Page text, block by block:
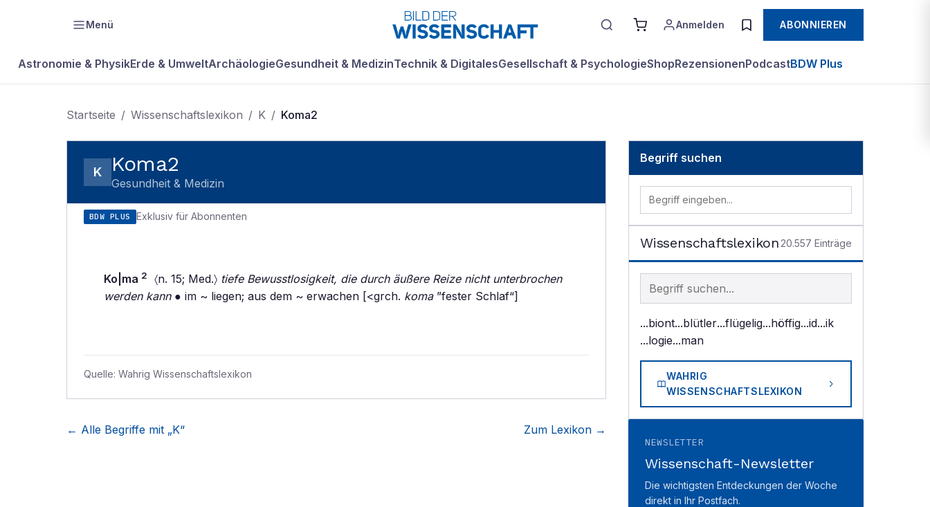
Menü Anmelden ABONNIEREN
Astronomie & PhysikErde & UmweltArchäologieGesundheit & MedizinTechnik & DigitalesGesellschaft & PsychologieShopRezensionenPodcastBDW Plus
Startseite / Wissenschaftslexikon / K / Koma2
K Koma2
Gesundheit & Medizin
BDW PLUS Exklusiv für Abonnenten
Ko|ma 2 〈n. 15; Med.〉 tiefe Bewusstlosigkeit, die durch äußere Reize nicht unterbrochen
werden kann● im ~ liegen; aus dem ~ erwachen [<grch. koma”fester Schlaf“]
Quelle: Wahrig Wissenschaftslexikon
← Alle Begriffe mit „K“ Zum Lexikon →
Begriff suchen
Wissenschaftslexikon 20.557 Einträge
Begriff im Lexikon suchen
...biont...blütler...flügelig...höffig...id...ik
...logie...man
WAHRIG
WISSENSCHAFTSLEXIKON
NEWSLETTER
Wissenschaft-Newsletter
Die wichtigsten Entdeckungen der Woche
direkt in Ihr Postfach.